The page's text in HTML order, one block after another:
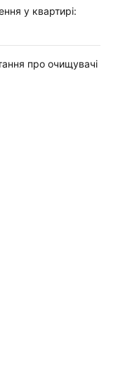
у квартирі:
про очищувачі